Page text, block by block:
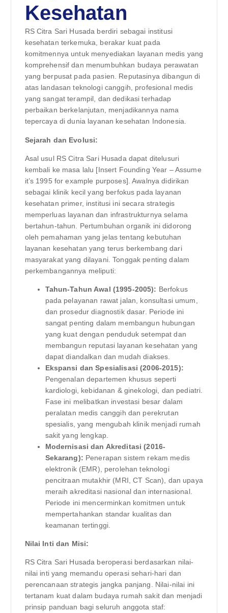
Kesehatan
RS Citra Sari Husada berdiri sebagai institusi
kesehatan terkemuka, berakar kuat pada
komitmennya untuk menyediakan layanan medis yang
komprehensif dan menumbuhkan budaya perawatan
yang berpusat pada pasien. Reputasinya dibangun di
atas landasan teknologi canggih, profesional medis
yang sangat terampil, dan dedikasi terhadap
perbaikan berkelanjutan, menjadikannya nama
tepercaya di dunia layanan kesehatan Indonesia.
Sejarah dan Evolusi:
Asal usul RS Citra Sari Husada dapat ditelusuri
kembali ke masa lalu [Insert Founding Year – Assume
it’s 1995 for example purposes]. Awalnya didirikan
sebagai klinik kecil yang berfokus pada layanan
kesehatan primer, institusi ini secara strategis
memperluas layanan dan infrastrukturnya selama
bertahun-tahun. Pertumbuhan organik ini didorong
oleh pemahaman yang jelas tentang kebutuhan
layanan kesehatan yang terus berkembang dari
masyarakat yang dilayani. Tonggak penting dalam
perkembangannya meliputi:
Tahun-Tahun Awal (1995-2005): Berfokus
pada pelayanan rawat jalan, konsultasi umum,
dan prosedur diagnostik dasar. Periode ini
sangat penting dalam membangun hubungan
yang kuat dengan penduduk setempat dan
membangun reputasi layanan kesehatan yang
dapat diandalkan dan mudah diakses.
Ekspansi dan Spesialisasi (2006-2015):
Pengenalan departemen khusus seperti
kardiologi, kebidanan & ginekologi, dan pediatri.
Fase ini melibatkan investasi besar dalam
peralatan medis canggih dan perekrutan
spesialis, yang mengubah klinik menjadi rumah
sakit yang lengkap.
Modernisasi dan Akreditasi (2016-
Sekarang): Penerapan sistem rekam medis
elektronik (EMR), perolehan teknologi
pencitraan mutakhir (MRI, CT Scan), dan upaya
meraih akreditasi nasional dan internasional.
Periode ini mencerminkan komitmen untuk
mempertahankan standar kualitas dan
keamanan tertinggi.
Nilai Inti dan Misi:
RS Citra Sari Husada beroperasi berdasarkan nilai-
nilai inti yang memandu operasi sehari-hari dan
perencanaan strategis jangka panjang. Nilai-nilai ini
tertanam kuat dalam budaya rumah sakit dan menjadi
prinsip panduan bagi seluruh anggota staf: